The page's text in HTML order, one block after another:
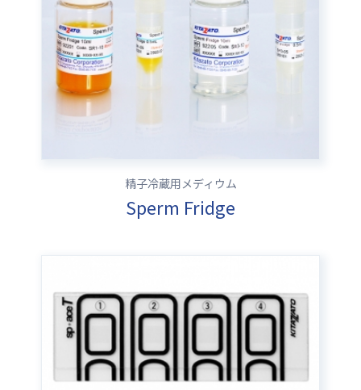
精子冷蔵用メディウム
Sperm Fridge